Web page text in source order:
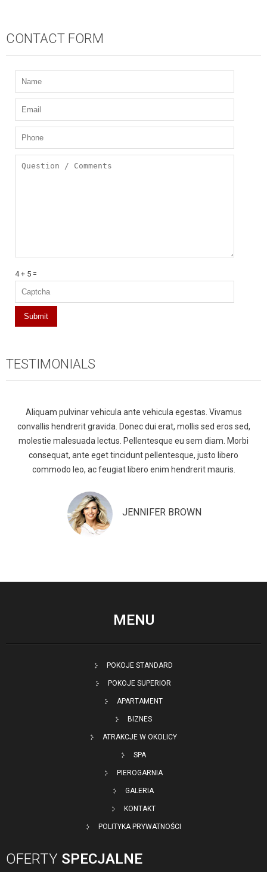
CONTACT FORM
4 + 5 =
TESTIMONIALS
Aliquam pulvinar vehicula ante vehicula egestas. Vivamus
convallis hendrerit gravida. Donec dui erat, mollis sed eros sed,
molestie malesuada lectus. Pellentesque eu sem diam. Morbi
consequat, ante eget tincidunt pellentesque, justo libero
commodo leo, ac feugiat libero enim hendrerit mauris.
JENNIFER BROWN
MENU
POKOJE STANDARD
POKOJE SUPERIOR
APARTAMENT
BIZNES
ATRAKCJE W OKOLICY
SPA
PIEROGARNIA
GALERIA
KONTAKT
POLITYKA PRYWATNOŚCI
OFERTY SPECJALNE